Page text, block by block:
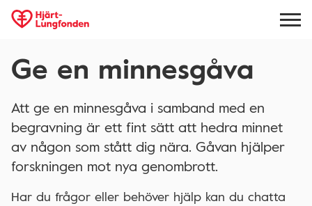
Ge en minnesgåva
Att ge en minnesgåva i samband med en
begravning är ett fint sätt att hedra minnet
av någon som stått dig nära. Gåvan hjälper
forskningen mot nya genombrott.
Har du frågor eller behöver hjälp kan du chatta